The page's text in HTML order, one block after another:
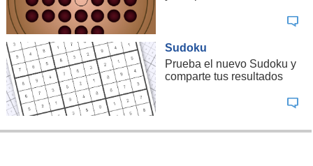
Sudoku
Prueba el nuevo Sudoku y
comparte tus resultados